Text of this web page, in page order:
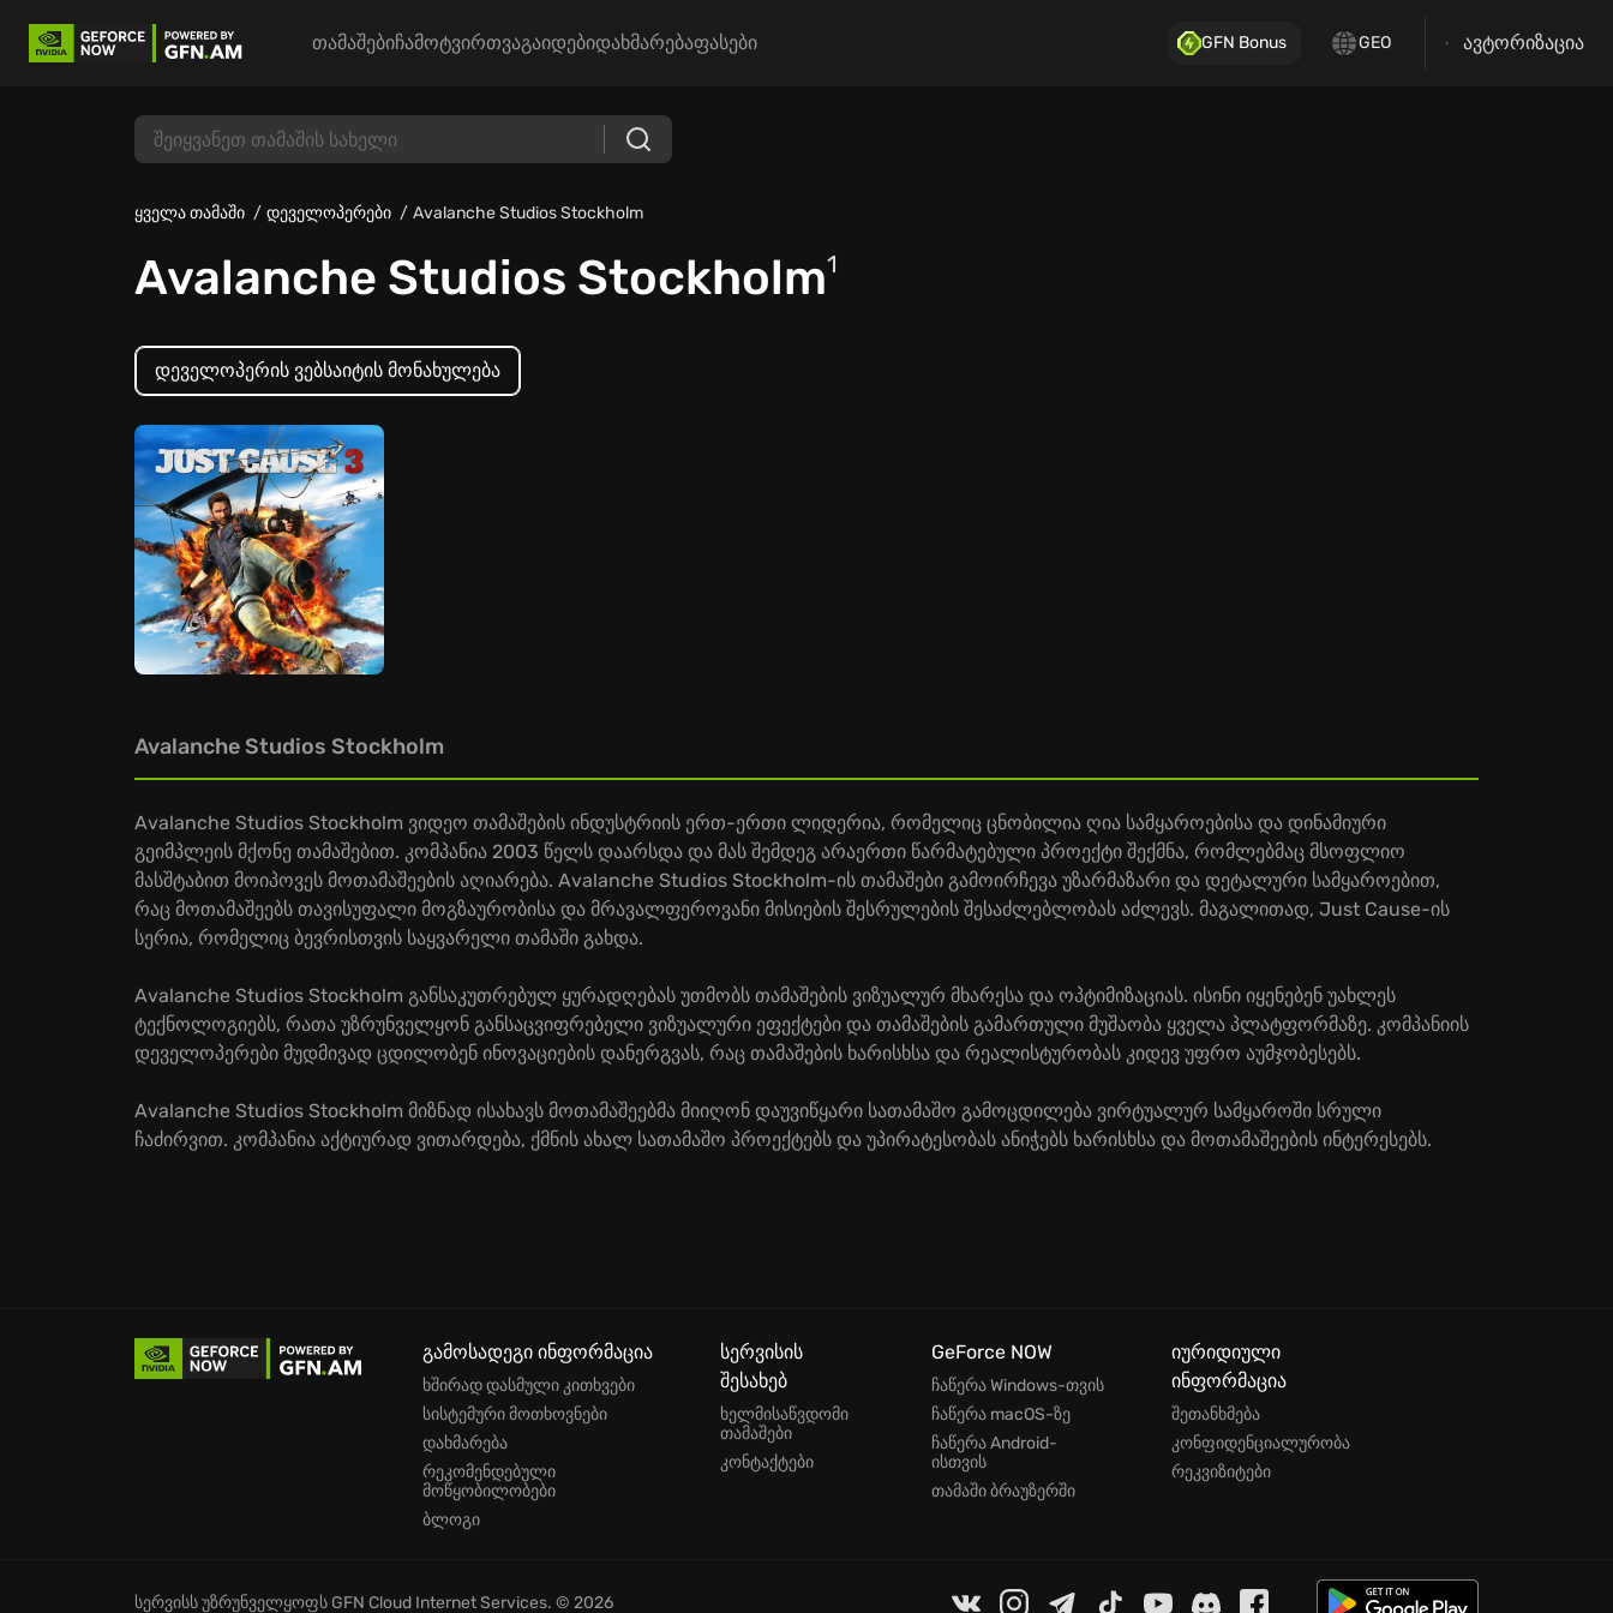
თამაშებიჩამოტვირთვაგაიდებიდახმარებაფასები GFN Bonus GEO ავტორიზაცია
ყველა თამაში დეველოპერები Avalanche Studios Stockholm
Avalanche Studios Stockholm1
დეველოპერის ვებსაიტის მონახულება
Avalanche Studios Stockholm
Avalanche Studios Stockholm ვიდეო თამაშების ინდუსტრიის ერთ-ერთი ლიდერია, რომელიც ცნობილია ღია სამყაროებისა და დინამიური
გეიმპლეის მქონე თამაშებით. კომპანია 2003 წელს დაარსდა და მას შემდეგ არაერთი წარმატებული პროექტი შექმნა, რომლებმაც მსოფლიო
მასშტაბით მოიპოვეს მოთამაშეების აღიარება. Avalanche Studios Stockholm-ის თამაშები გამოირჩევა უზარმაზარი და დეტალური სამყაროებით,
რაც მოთამაშეებს თავისუფალი მოგზაურობისა და მრავალფეროვანი მისიების შესრულების შესაძლებლობას აძლევს. მაგალითად, Just Cause-ის
სერია, რომელიც ბევრისთვის საყვარელი თამაში გახდა.
Avalanche Studios Stockholm განსაკუთრებულ ყურადღებას უთმობს თამაშების ვიზუალურ მხარესა და ოპტიმიზაციას. ისინი იყენებენ უახლეს
ტექნოლოგიებს, რათა უზრუნველყონ განსაცვიფრებელი ვიზუალური ეფექტები და თამაშების გამართული მუშაობა ყველა პლატფორმაზე. კომპანიის
დეველოპერები მუდმივად ცდილობენ ინოვაციების დანერგვას, რაც თამაშების ხარისხსა და რეალისტურობას კიდევ უფრო აუმჯობესებს.
Avalanche Studios Stockholm მიზნად ისახავს მოთამაშეებმა მიიღონ დაუვიწყარი სათამაშო გამოცდილება ვირტუალურ სამყაროში სრული
ჩაძირვით. კომპანია აქტიურად ვითარდება, ქმნის ახალ სათამაშო პროექტებს და უპირატესობას ანიჭებს ხარისხსა და მოთამაშეების ინტერესებს.
გამოსადეგი ინფორმაცია
ხშირად დასმული კითხვები
სისტემური მოთხოვნები
დახმარება
რეკომენდებული
მოწყობილობები
ბლოგი
სერვისის
შესახებ
ხელმისაწვდომი
თამაშები
კონტაქტები
GeForce NOW
ჩაწერა Windows-თვის
ჩაწერა macOS-ზე
ჩაწერა Android-
ისთვის
თამაში ბრაუზერში
იურიდიული
ინფორმაცია
შეთანხმება
კონფიდენციალურობა
რეკვიზიტები
სერვისს უზრუნველყოფს GFN Cloud Internet Services. © 2026